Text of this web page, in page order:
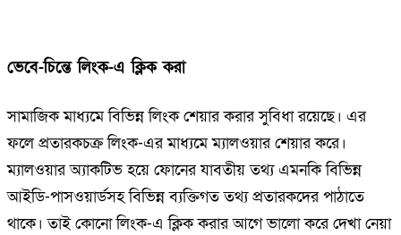
ভেবে-চিন্তে লিংক-এ ক্লিক করা
সামাজিক মাধ্যমে বিভিন্ন লিংক শেয়ার করার সুবিধা রয়েছে। এর
ফলে প্রতারকচক্র লিংক-এর মাধ্যমে ম্যালওয়ার শেয়ার করে।
ম্যালওয়ার অ্যাকটিভ হয়ে ফোনের যাবতীয় তথ্য এমনকি বিভিন্ন
আইডি-পাসওয়ার্ডসহ বিভিন্ন ব্যক্তিগত তথ্য প্রতারকদের পাঠাতে
থাকে। তাই কোনো লিংক-এ ক্লিক করার আগে ভালো করে দেখা নেয়া